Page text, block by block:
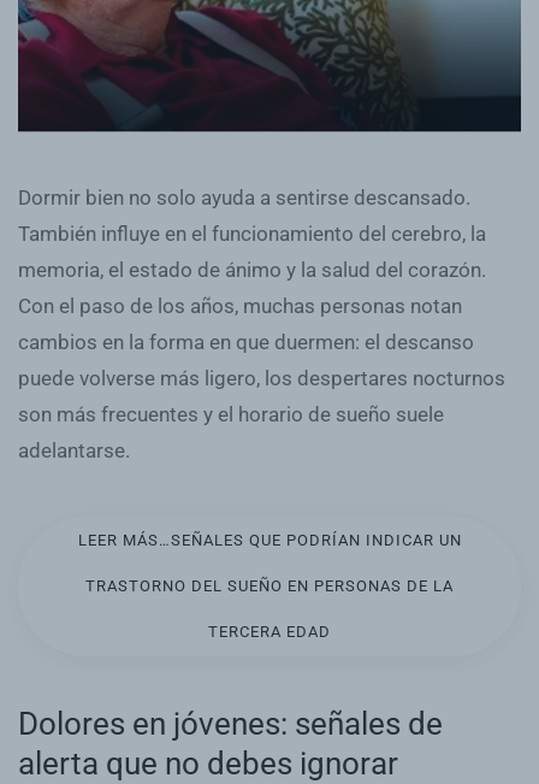
Dormir bien no solo ayuda a sentirse descansado.
También influye en el funcionamiento del cerebro, la
memoria, el estado de ánimo y la salud del corazón.
Con el paso de los años, muchas personas notan
cambios en la forma en que duermen: el descanso
puede volverse más ligero, los despertares nocturnos
son más frecuentes y el horario de sueño suele
adelantarse.
LEER MÁS…SEÑALES QUE PODRÍAN INDICAR UN
TRASTORNO DEL SUEÑO EN PERSONAS DE LA
TERCERA EDAD
Dolores en jóvenes: señales de
alerta que no debes ignorar